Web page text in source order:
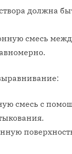
должна
смесь
смесь с